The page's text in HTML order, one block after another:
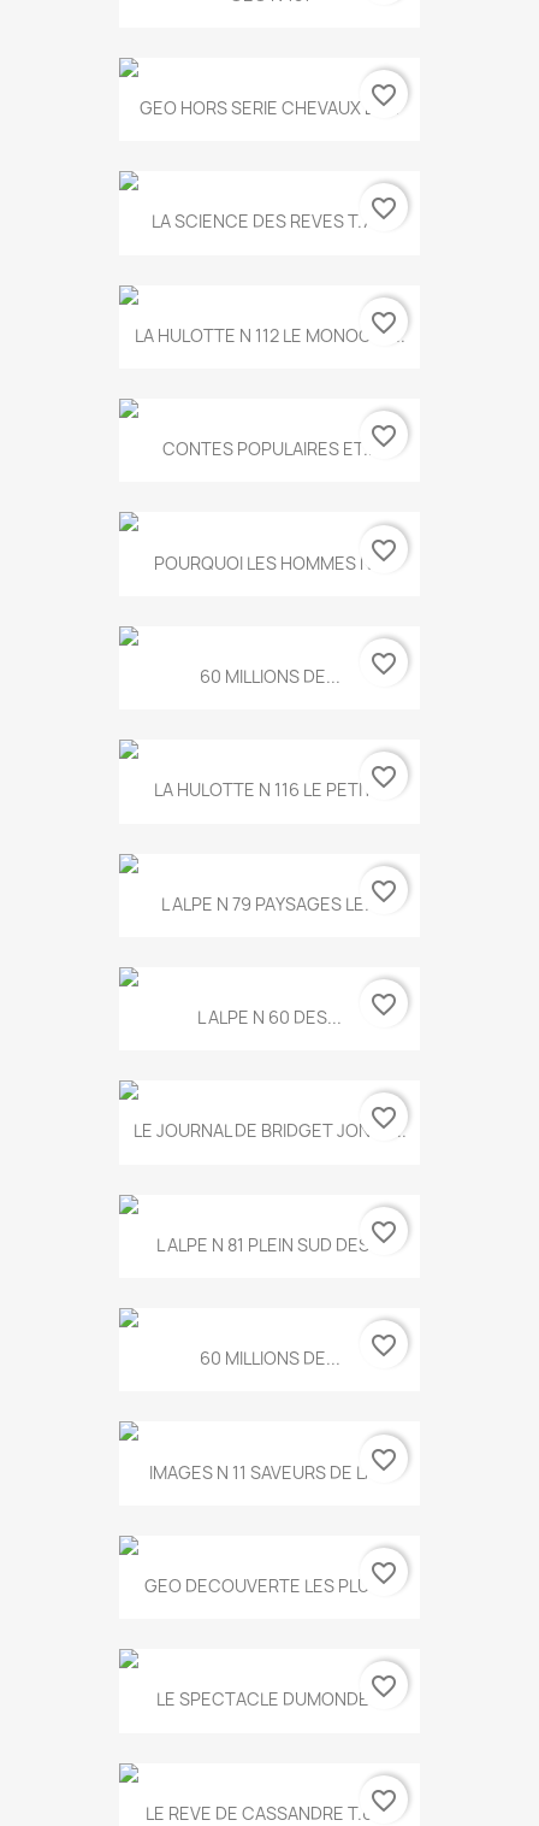
GEO HORS SERIE CHEVAUX ET...
favorite_border
LA SCIENCE DES REVES T.787
favorite_border
LA HULOTTE N 112 LE MONOCLE...
favorite_border
CONTES POPULAIRES ET...favorite_border
POURQUOI LES HOMMES N...favorite_border
60 MILLIONS DE... favorite_border
LA HULOTTE N 116 LE PETIT...favorite_border
L ALPE N 79 PAYSAGES LE...favorite_border
L ALPE N 60 DES... favorite_border
LE JOURNAL DE BRIDGET JONES...
favorite_border
L ALPE N 81 PLEIN SUD DES...favorite_border
60 MILLIONS DE... favorite_border
IMAGES N 11 SAVEURS DE LA...
favorite_border
GEO DECOUVERTE LES PLUS...
favorite_border
LE SPECTACLE DUMONDE...favorite_border
LE REVE DE CASSANDRE T.634
favorite_border